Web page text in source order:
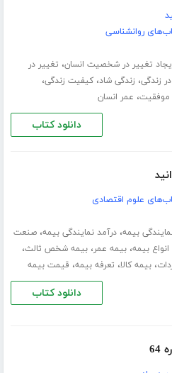
روانشناسی
تغییر در شخصیت انسان، تغییر در
زندگی، زندگی شاد،کیفیت زندگی،
موفقیت، عمر انسان
دانلود کتاب
علوم اقتصادی
بیمه،درآمد نمایندگی بیمه،صنعت
انواع بیمه،بیمه عمر،بیمه شخص ثالث،
،بیمه کالا، تعرفه بیمه، قیمت بیمه
دانلود کتاب